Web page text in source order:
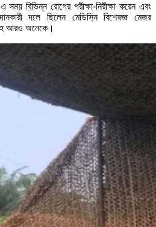
সময় বিভিন্ন রোগের পরীক্ষা-নিরীক্ষা করেন এবং
দলে ছিলেন মেডিসিন বিশেষজ্ঞ মেজর
আরও অনেকে।